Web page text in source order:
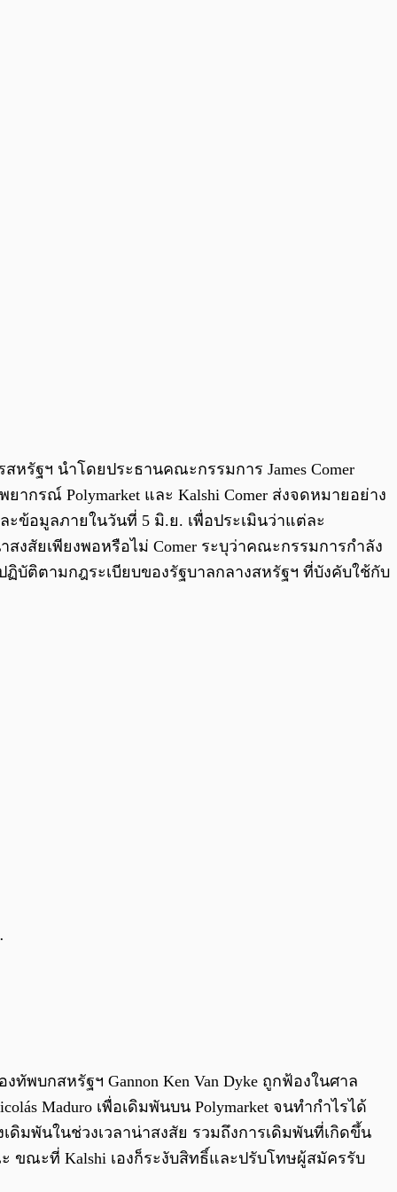
ฐฯ นำโดยประธานคณะกรรมการ James Comer
กรณ์ Polymarket และ Kalshi Comer ส่งจดหมายอย่าง
ละข้อมูลภายในวันที่ 5 มิ.ย. เพื่อประเมินว่าแต่ละ
สัยเพียงพอหรือไม่ Comer ระบุว่าคณะกรรมการกำลัง
ฏิบัติตามกฎระเบียบของรัฐบาลกลางสหรัฐฯ ที่บังคับใช้กับ
พบกสหรัฐฯ Gannon Ken Van Dyke ถูกฟ้องในศาล
Maduro เพื่อเดิมพันบน Polymarket จนทำกำไรได้
ดิมพันในช่วงเวลาน่าสงสัย รวมถึงการเดิมพันที่เกิดขึ้น
ขณะที่ Kalshi เองก็ระงับสิทธิ์และปรับโทษผู้สมัครรับ